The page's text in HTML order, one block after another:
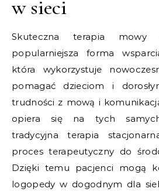
w sieci
Skuteczna terapia
popularniejsza forma
która wykorzystuje
pomagać dzieciom i
trudności z mową i
opiera się na tych
tradycyjna terapia
proces terapeutyczny do
Dzięki temu pacjenci mogą
logopedy w dogodnym dla